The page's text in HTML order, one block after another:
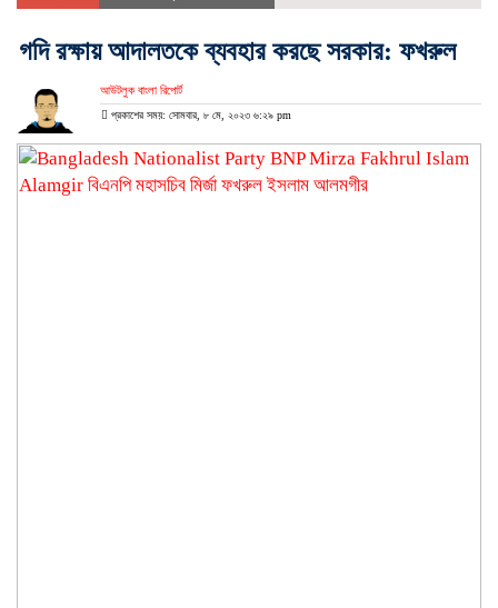
গদি রক্ষায় আদালতকে ব্যবহার করছে সরকার: ফখরুল
আউটলুক বাংলা রিপোর্ট
প্রকাশের সময়: সোমবার, ৮ মে, ২০২৩ ৬:২৯ pm